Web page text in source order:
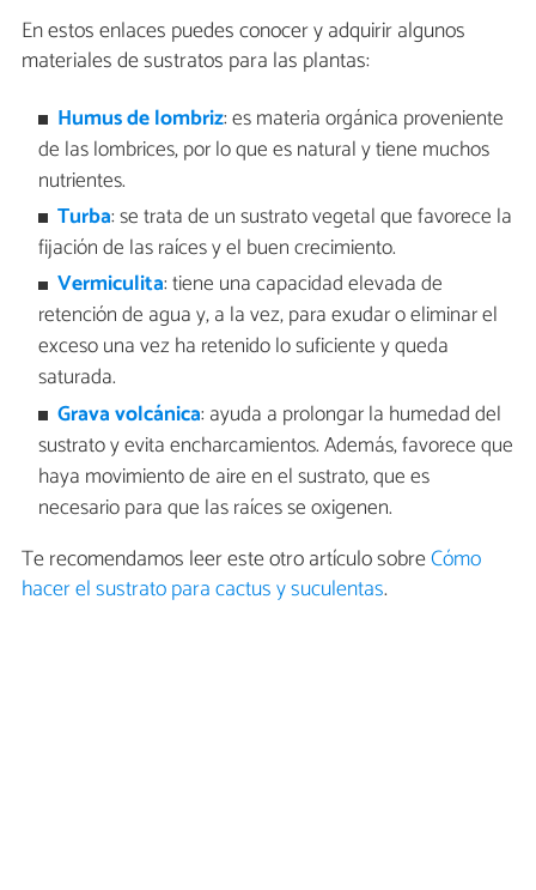
En estos enlaces puedes conocer y adquirir algunos
materiales de sustratos para las plantas:
Humus de lombriz: es materia orgánica proveniente
de las lombrices, por lo que es natural y tiene muchos
nutrientes.
Turba: se trata de un sustrato vegetal que favorece la
fijación de las raíces y el buen crecimiento.
Vermiculita: tiene una capacidad elevada de
retención de agua y, a la vez, para exudar o eliminar el
exceso una vez ha retenido lo suficiente y queda
saturada.
Grava volcánica: ayuda a prolongar la humedad del
sustrato y evita encharcamientos. Además, favorece que
haya movimiento de aire en el sustrato, que es
necesario para que las raíces se oxigenen.
Te recomendamos leer este otro artículo sobreCómo
hacer el sustrato para cactus y suculentas.